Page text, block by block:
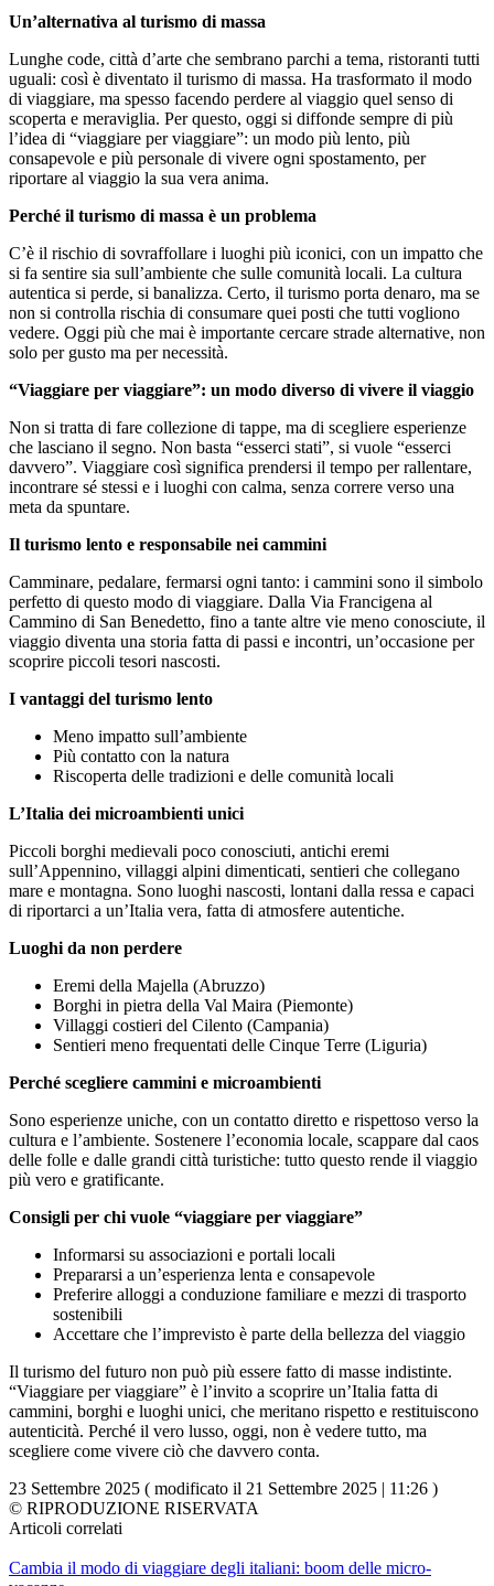
Un’alternativa al turismo di massa
Lunghe code, città d’arte che sembrano parchi a tema, ristoranti tutti
uguali: così è diventato il turismo di massa. Ha trasformato il modo
di viaggiare, ma spesso facendo perdere al viaggio quel senso di
scoperta e meraviglia. Per questo, oggi si diffonde sempre di più
l’idea di “viaggiare per viaggiare”: un modo più lento, più
consapevole e più personale di vivere ogni spostamento, per
riportare al viaggio la sua vera anima.
Perché il turismo di massa è un problema
C’è il rischio di sovraffollare i luoghi più iconici, con un impatto che
si fa sentire sia sull’ambiente che sulle comunità locali. La cultura
autentica si perde, si banalizza. Certo, il turismo porta denaro, ma se
non si controlla rischia di consumare quei posti che tutti vogliono
vedere. Oggi più che mai è importante cercare strade alternative, non
solo per gusto ma per necessità.
“Viaggiare per viaggiare”: un modo diverso di vivere il viaggio
Non si tratta di fare collezione di tappe, ma di scegliere esperienze
che lasciano il segno. Non basta “esserci stati”, si vuole “esserci
davvero”. Viaggiare così significa prendersi il tempo per rallentare,
incontrare sé stessi e i luoghi con calma, senza correre verso una
meta da spuntare.
Il turismo lento e responsabile nei cammini
Camminare, pedalare, fermarsi ogni tanto: i cammini sono il simbolo
perfetto di questo modo di viaggiare. Dalla Via Francigena al
Cammino di San Benedetto, fino a tante altre vie meno conosciute, il
viaggio diventa una storia fatta di passi e incontri, un’occasione per
scoprire piccoli tesori nascosti.
I vantaggi del turismo lento
Meno impatto sull’ambiente
Più contatto con la natura
Riscoperta delle tradizioni e delle comunità locali
L’Italia dei microambienti unici
Piccoli borghi medievali poco conosciuti, antichi eremi
sull’Appennino, villaggi alpini dimenticati, sentieri che collegano
mare e montagna. Sono luoghi nascosti, lontani dalla ressa e capaci
di riportarci a un’Italia vera, fatta di atmosfere autentiche.
Luoghi da non perdere
Eremi della Majella (Abruzzo)
Borghi in pietra della Val Maira (Piemonte)
Villaggi costieri del Cilento (Campania)
Sentieri meno frequentati delle Cinque Terre (Liguria)
Perché scegliere cammini e microambienti
Sono esperienze uniche, con un contatto diretto e rispettoso verso la
cultura e l’ambiente. Sostenere l’economia locale, scappare dal caos
delle folle e dalle grandi città turistiche: tutto questo rende il viaggio
più vero e gratificante.
Consigli per chi vuole “viaggiare per viaggiare”
Informarsi su associazioni e portali locali
Prepararsi a un’esperienza lenta e consapevole
Preferire alloggi a conduzione familiare e mezzi di trasporto
sostenibili
Accettare che l’imprevisto è parte della bellezza del viaggio
Il turismo del futuro non può più essere fatto di masse indistinte.
“Viaggiare per viaggiare” è l’invito a scoprire un’Italia fatta di
cammini, borghi e luoghi unici, che meritano rispetto e restituiscono
autenticità. Perché il vero lusso, oggi, non è vedere tutto, ma
scegliere come vivere ciò che davvero conta.
23 Settembre 2025 ( modificato il 21 Settembre 2025 | 11:26 )
© RIPRODUZIONE RISERVATA
Articoli correlati
Cambia il modo di viaggiare degli italiani: boom delle micro-